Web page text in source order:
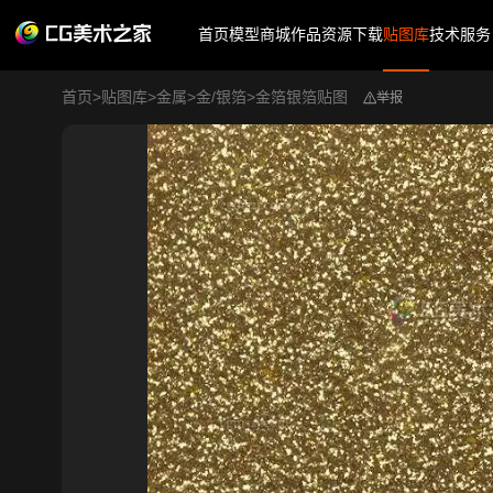
首页模型商城作品资源下载贴图库技术服务
首页>贴图库>金属>金/银箔>金箔银箔贴图 举报